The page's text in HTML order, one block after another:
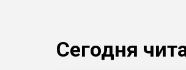
Сегодня